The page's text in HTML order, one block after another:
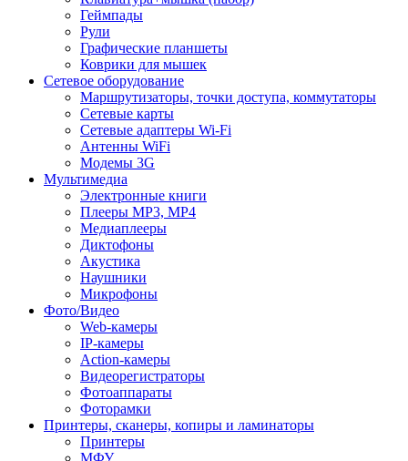
Геймпады
Рули
Графические планшеты
Коврики для мышек
Сетевое оборудование
Маршрутизаторы, точки доступа, коммутаторы
Сетевые карты
Сетевые адаптеры Wi-Fi
Антенны WiFi
Модемы 3G
Мультимедиа
Электронные книги
Плееры MP3, MP4
Медиаплееры
Диктофоны
Акустика
Наушники
Микрофоны
Фото/Видео
Web-камеры
IP-камеры
Action-камеры
Видеорегистраторы
Фотоаппараты
Фоторамки
Принтеры, сканеры, копиры и ламинаторы
Принтеры
МФУ